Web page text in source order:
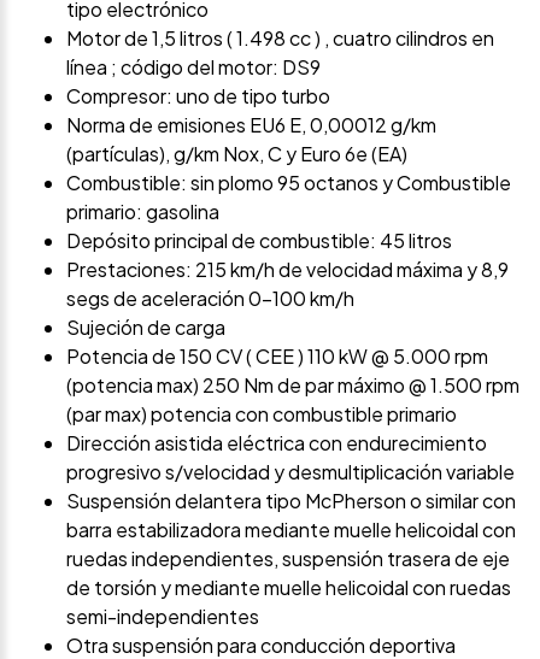
tipo electrónico
Motor de 1,5 litros ( 1.498 cc ) , cuatro cilindros en
línea ; código del motor: DS9
Compresor: uno de tipo turbo
Norma de emisiones EU6 E, 0,00012 g/km
(partículas), g/km Nox, C y Euro 6e (EA)
Combustible: sin plomo 95 octanos y Combustible
primario: gasolina
Depósito principal de combustible: 45 litros
Prestaciones: 215 km/h de velocidad máxima y 8,9
segs de aceleración 0-100 km/h
Sujeción de carga
Potencia de 150 CV ( CEE ) 110 kW @ 5.000 rpm
(potencia max) 250 Nm de par máximo @ 1.500 rpm
(par max) potencia con combustible primario
Dirección asistida eléctrica con endurecimiento
progresivo s/velocidad y desmultiplicación variable
Suspensión delantera tipo McPherson o similar con
barra estabilizadora mediante muelle helicoidal con
ruedas independientes, suspensión trasera de eje
de torsión y mediante muelle helicoidal con ruedas
semi-independientes
Otra suspensión para conducción deportiva